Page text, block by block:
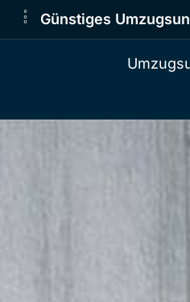
Günstiges